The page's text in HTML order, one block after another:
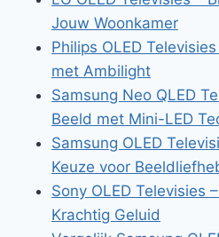
Jouw Woonkamer
Philips OLED
met Ambilight
Samsung Neo QLED
Beeld met Mini-LED
Samsung OLED
Keuze voor
Sony OLED Televisies
Krachtig Geluid